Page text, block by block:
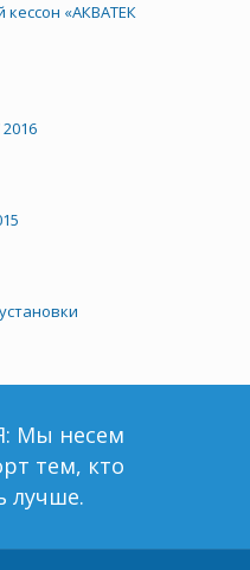
«АКВАТЕК
2016
Мы несем
тем, кто
лучше.